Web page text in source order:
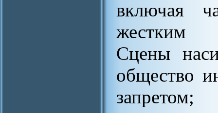
включая
жестким
Сцены
общество
запретом;